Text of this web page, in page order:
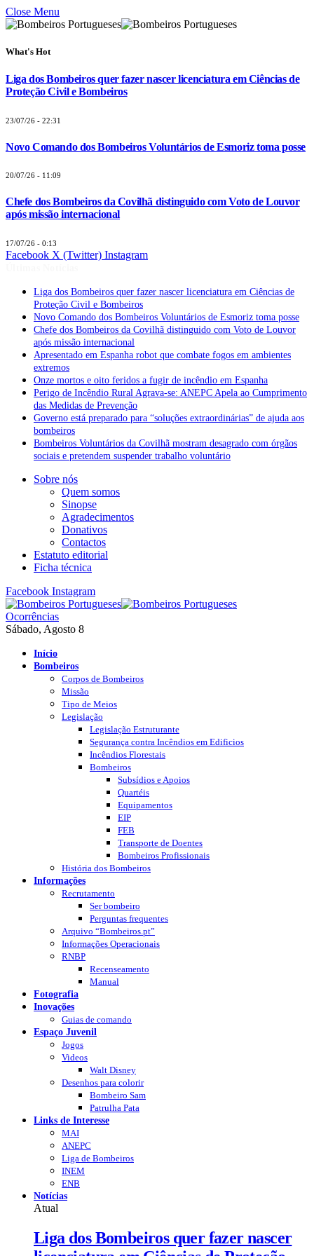
Close Menu
What's Hot
Liga dos Bombeiros quer fazer nascer licenciatura em Ciências de
Proteção Civil e Bombeiros
23/07/26 - 22:31
Novo Comando dos Bombeiros Voluntários de Esmoriz toma posse
20/07/26 - 11:09
Chefe dos Bombeiros da Covilhã distinguido com Voto de Louvor
após missão internacional
17/07/26 - 0:13
Facebook X (Twitter) Instagram
Liga dos Bombeiros quer fazer nascer licenciatura em Ciências de
Proteção Civil e Bombeiros
Novo Comando dos Bombeiros Voluntários de Esmoriz toma posse
Chefe dos Bombeiros da Covilhã distinguido com Voto de Louvor
após missão internacional
Apresentado em Espanha robot que combate fogos em ambientes
extremos
Onze mortos e oito feridos a fugir de incêndio em Espanha
Perigo de Incêndio Rural Agrava-se: ANEPC Apela ao Cumprimento
das Medidas de Prevenção
Governo está preparado para “soluções extraordinárias” de ajuda aos
bombeiros
Bombeiros Voluntários da Covilhã mostram desagrado com órgãos
sociais e pretendem suspender trabalho voluntário
Sobre nós
Quem somos
Sinopse
Agradecimentos
Donativos
Contactos
Estatuto editorial
Ficha técnica
Facebook Instagram
Ocorrências
Sábado, Agosto 8
Início
Bombeiros
Corpos de Bombeiros
Missão
Tipo de Meios
Legislação
Legislação Estruturante
Segurança contra Incêndios em Edificios
Incêndios Florestais
Bombeiros
Subsídios e Apoios
Quartéis
Equipamentos
EIP
FEB
Transporte de Doentes
Bombeiros Profissionais
História dos Bombeiros
Informações
Recrutamento
Ser bombeiro
Perguntas frequentes
Arquivo “Bombeiros.pt”
Informações Operacionais
RNBP
Recenseamento
Manual
Fotografia
Inovações
Guias de comando
Espaço Juvenil
Jogos
Videos
Walt Disney
Desenhos para colorir
Bombeiro Sam
Patrulha Pata
Links de Interesse
MAI
ANEPC
Liga de Bombeiros
INEM
ENB
Notícias
Atual
Liga dos Bombeiros quer fazer nascer